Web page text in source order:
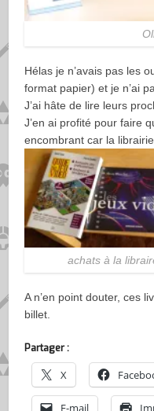
Hélas je n’avais pas les
format papier) et je n’ai
J’ai hâte de lire leurs
J’en ai profité pour faire
encombrant car la
achats à la
A n’en point douter, ces
billet.
Partager :
X
E-mail